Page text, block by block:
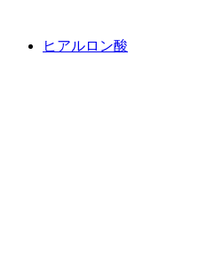
ヒアルロン酸